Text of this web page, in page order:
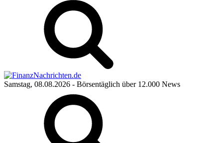
Samstag, 08.08.2026 - Börsentäglich über 12.000 News